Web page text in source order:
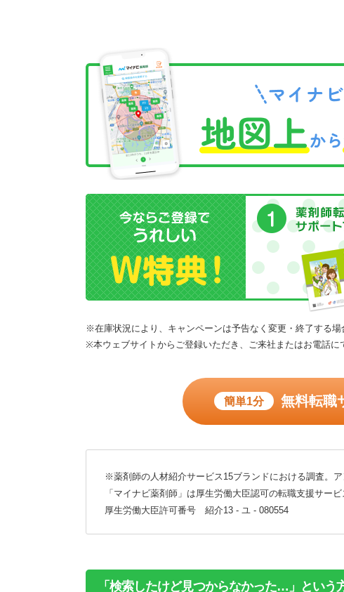
※在庫状況により、キャンペーンは予告なく変更・終了する場
※本ウェブサイトからご登録いただき、ご来社またはお電話に
簡単1分 無料転職
※薬剤師の人材紹介サービス15ブランドにおける調査。
「マイナビ薬剤師」は厚生労働大臣認可の転職支援サー
厚生労働大臣許可番号 紹介13 - ユ - 080554
「検索したけど見つからなかった…」という